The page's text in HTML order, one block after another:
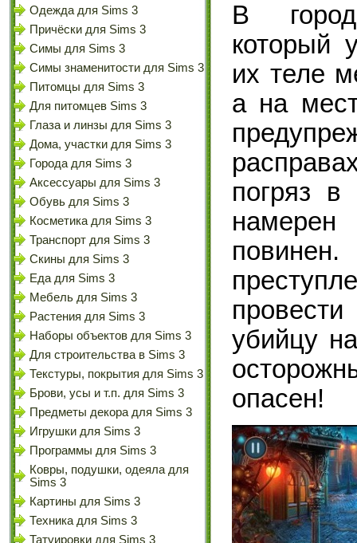
Одежда для Sims 3
Причёски для Sims 3
Симы для Sims 3
Симы знаменитости для Sims 3
Питомцы для Sims 3
Для питомцев Sims 3
Глаза и линзы для Sims 3
Дома, участки для Sims 3
Города для Sims 3
Аксессуары для Sims 3
Обувь для Sims 3
Косметика для Sims 3
Транспорт для Sims 3
Скины для Sims 3
Еда для Sims 3
Мебель для Sims 3
Растения для Sims 3
Наборы объектов для Sims 3
Для строительства в Sims 3
Текстуры, покрытия для Sims 3
Брови, усы и т.п. для Sims 3
Предметы декора для Sims 3
Игрушки для Sims 3
Программы для Sims 3
Ковры, подушки, одеяла для
Sims 3
Картины для Sims 3
Техника для Sims 3
Татуировки для Sims 3
В
который
их теле
а на
погряз
убийцу
опасен!